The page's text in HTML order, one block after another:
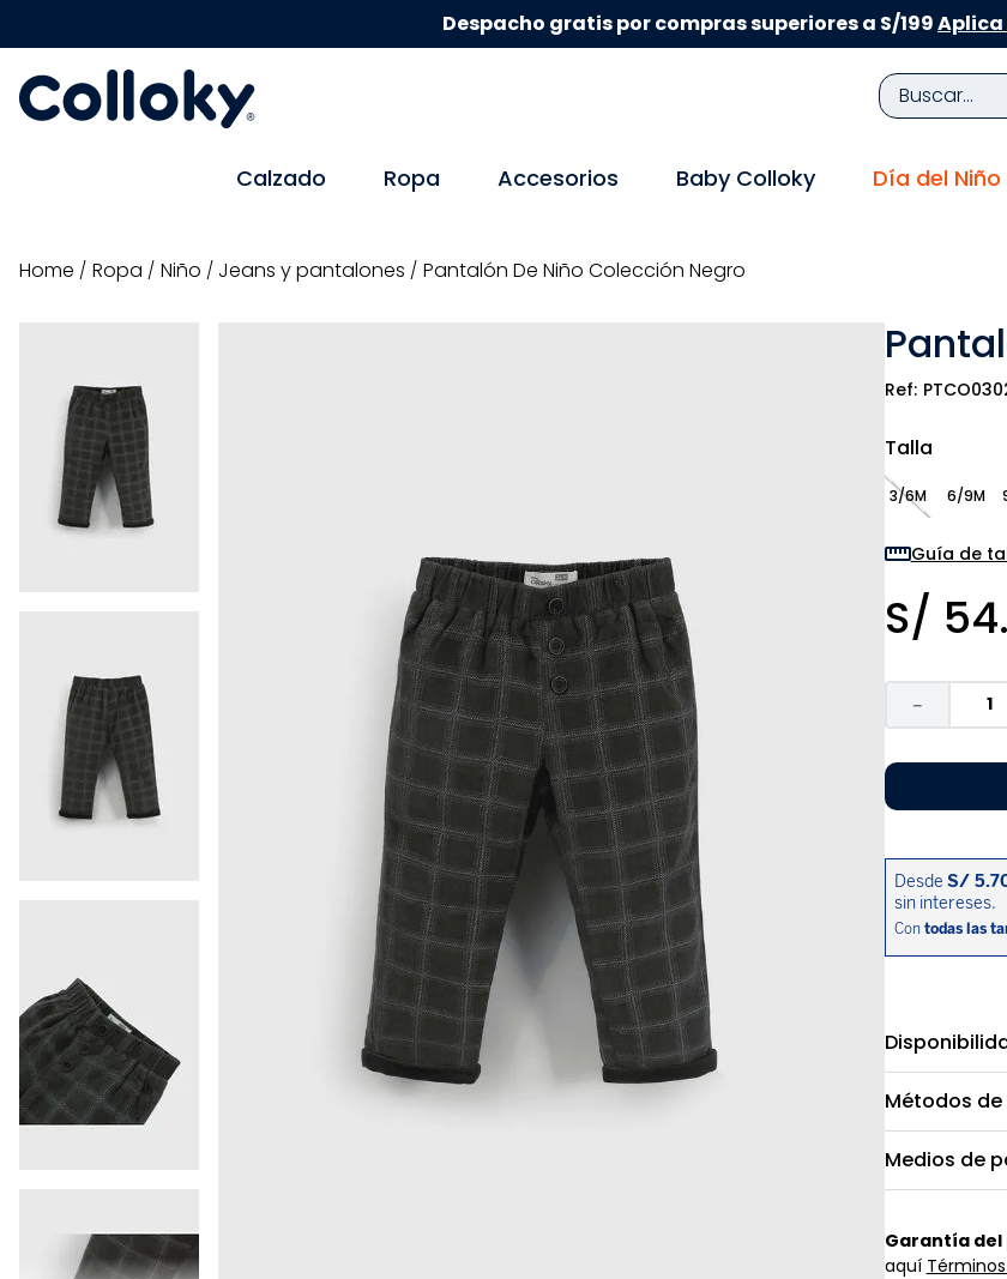
Despacho gratis por compras superiores a S/199Aplica
Buscar...
Calzado Ropa Accesorios Baby Colloky Día del Niño
ropa niño jeans y pantalones Pantalón De Niño Colección Negro
Talla
3/6M 6/9M
Guía de
S/ 54.
－
Métodos de
Medios de
Garantía
aquí
TÉRMINOS MÁS BUSCADOS
10. sandalias niño